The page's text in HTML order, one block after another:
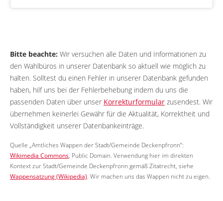
Bitte beachte: Wir versuchen alle Daten und Informationen zu
den Wahlbüros in unserer Datenbank so aktuell wie möglich zu
halten. Solltest du einen Fehler in unserer Datenbank gefunden
haben, hilf uns bei der Fehlerbehebung indem du uns die
passenden Daten über unser Korrekturformular zusendest. Wir
übernehmen keinerlei Gewähr für die Aktualität, Korrektheit und
Vollständigkeit unserer Datenbankeinträge.
Quelle „Amtliches Wappen der Stadt/Gemeinde Deckenpfronn“:
Wikimedia Commons, Public Domain. Verwendung hier im direkten
Kontext zur Stadt/Gemeinde Deckenpfronn gemäß Zitatrecht, siehe
Wappensatzung (Wikipedia). Wir machen uns das Wappen nicht zu eigen.